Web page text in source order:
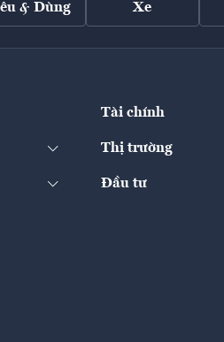
& Dùng Xe
Tài chính
Thị trường
Đầu tư